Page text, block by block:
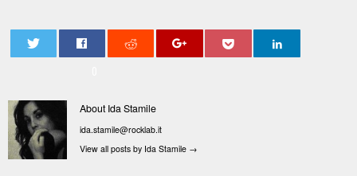
About Ida Stamile
ida.stamile@rocklab.it
View all posts by Ida Stamile →